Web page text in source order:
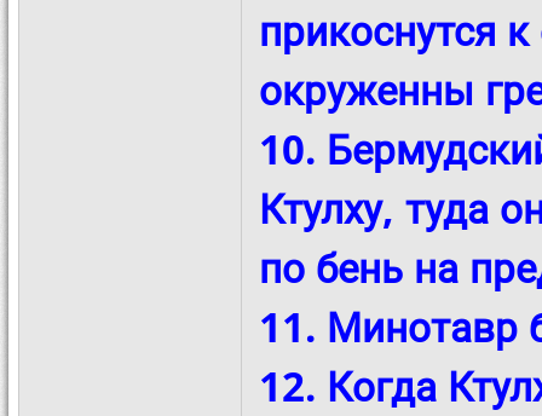
прикоснутся
окруженны
10.
Ктулху, туда
по бень на
11. Минотавр
12. Когда